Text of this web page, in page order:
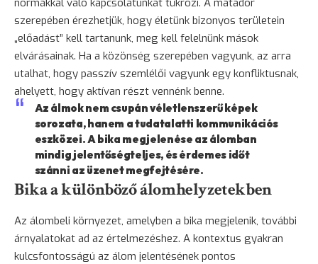
szerepében érezhetjük, hogy életünk bizonyos területein
„előadást” kell tartanunk, meg kell felelnünk mások
elvárásainak. Ha a közönség szerepében vagyunk, az arra
utalhat, hogy passzív szemlélői vagyunk egy konfliktusnak,
ahelyett, hogy aktívan részt vennénk benne.
Az álmok nem csupán véletlenszerű képek
sorozata, hanem a tudatalatti kommunikációs
eszközei. A bika megjelenése az álomban
mindig jelentőségteljes, és érdemes időt
szánni az üzenet megfejtésére.
Bika a különböző álomhelyzetekben
Az álombeli környezet, amelyben a bika megjelenik, további
árnyalatokat ad az értelmezéshez. A kontextus gyakran
kulcsfontosságú az álom jelentésének pontos